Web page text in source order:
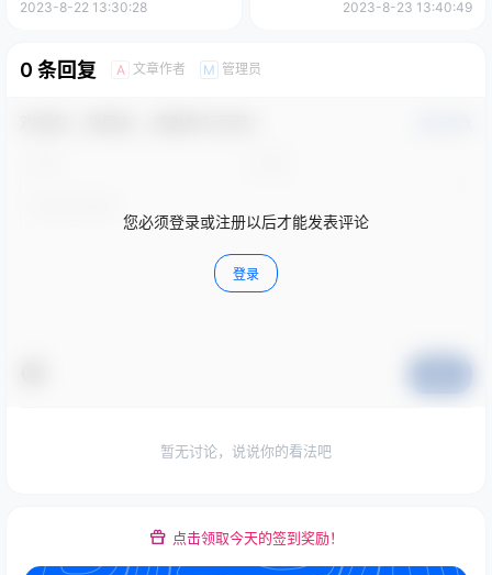
2023-8-22 13:30:28 2023-8-23 13:40:49
0 条回复 A 文章作者 M 管理员
您必须登录或注册以后才能发表评论
登录
暂无讨论，说说你的看法吧
点击领取今天的签到奖励！